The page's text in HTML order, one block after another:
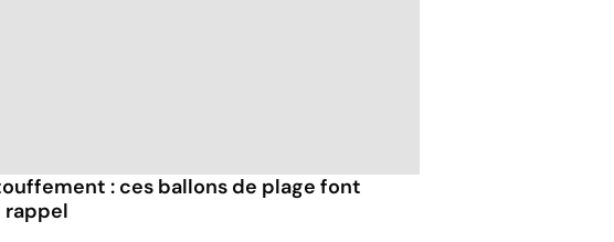
: ces ballons de plage font
rappel